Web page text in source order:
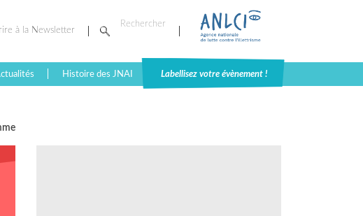
à la Newsletter
Histoire des JNAI Labellisez votre évènement !